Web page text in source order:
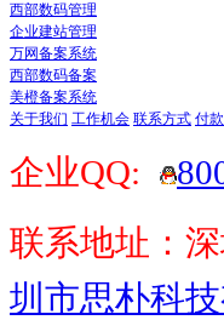
西部数码管理
企业建站管理
万网备案系统
西部数码备案
美橙备案系统
关于我们 工作机会 联系方式 付
企业QQ:
联系地址：
圳市思朴科